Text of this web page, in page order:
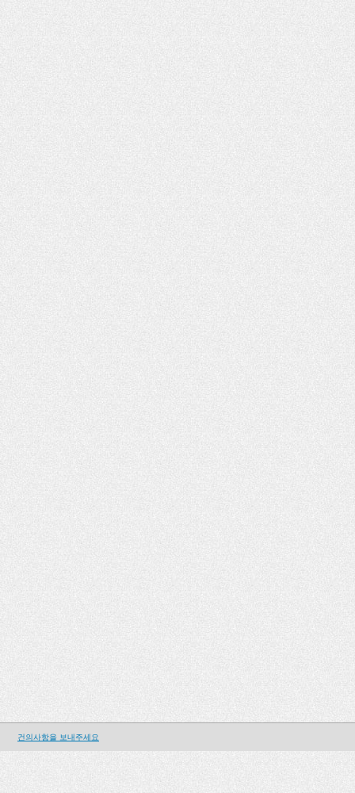
건의사항을 보내주세요